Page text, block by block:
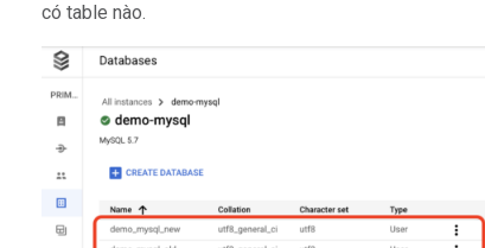
có table nào.